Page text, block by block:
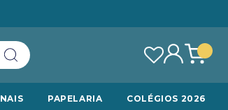
PAPELARIA COLÉGIOS 2026